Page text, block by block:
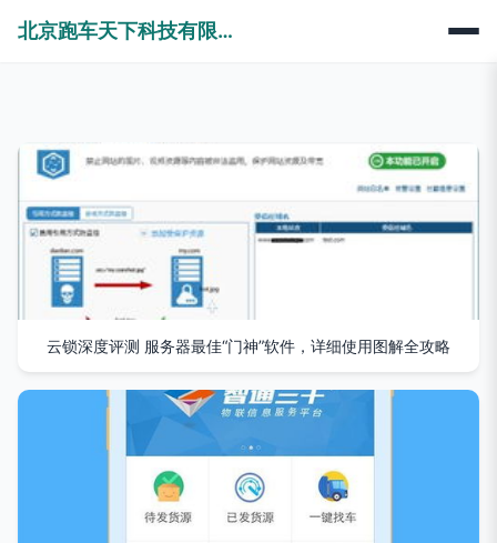
北京跑车天下科技有限公司
云锁深度评测 服务器最佳“门神”软件，详细使用图解全攻略